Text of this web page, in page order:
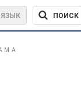
ЯЗЫК ПОИСК